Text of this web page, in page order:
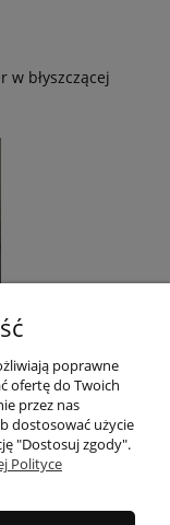
błyszczącej
efekt
poprawne
ofertę do Twoich
przez nas
dostosować użycie
"Dostosuj zgody".
Polityce